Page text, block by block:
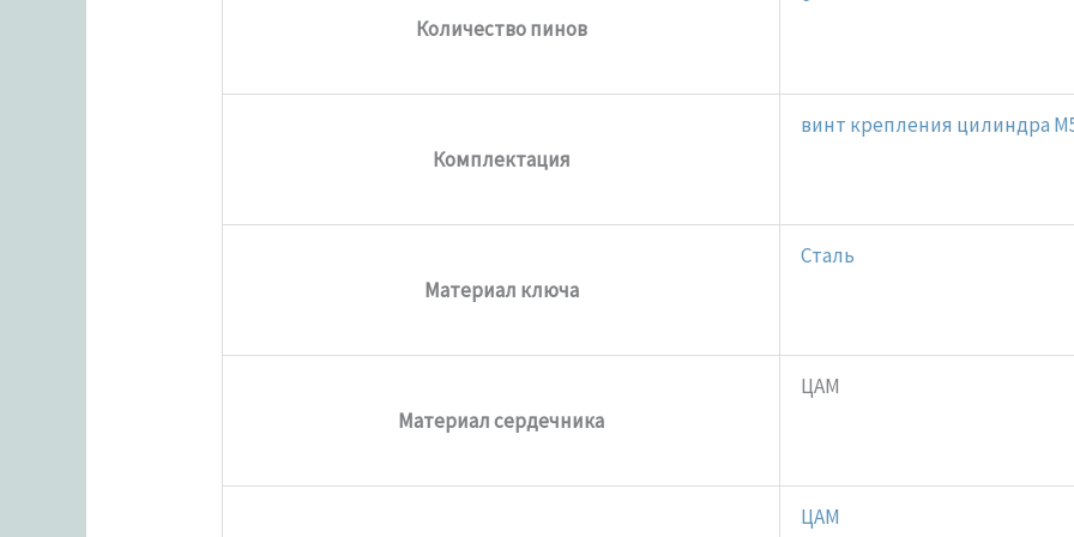
Количество пинов
Комплектация
винт крепления цилиндра
Материал ключа
Сталь
Материал сердечника
ЦАМ
ЦАМ